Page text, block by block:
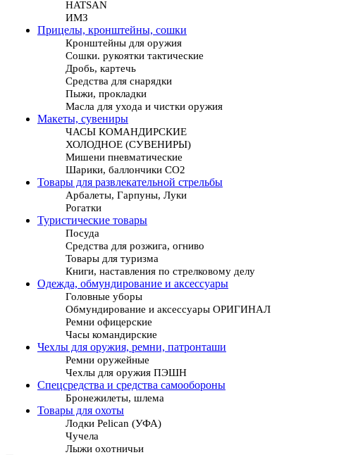
HATSAN
ИМЗ
Прицелы, кронштейны, сошки
Кронштейны для оружия
Сошки. рукоятки тактические
Дробь, картечь
Средства для снарядки
Пыжи, прокладки
Масла для ухода и чистки оружия
Макеты, сувениры
ЧАСЫ КОМАНДИРСКИЕ
ХОЛОДНОЕ (СУВЕНИРЫ)
Мишени пневматические
Шарики, баллончики СО2
Товары для развлекательной стрельбы
Арбалеты, Гарпуны, Луки
Рогатки
Туристические товары
Посуда
Средства для розжига, огниво
Товары для туризма
Книги, наставления по стрелковому делу
Одежда, обмундирование и аксессуары
Головные уборы
Обмундирование и аксессуары ОРИГИНАЛ
Ремни офицерские
Часы командирские
Чехлы для оружия, ремни, патронташи
Ремни оружейные
Чехлы для оружия ПЭШН
Спецсредства и средства самообороны
Бронежилеты, шлема
Товары для охоты
Лодки Pelican (УФА)
Чучела
Лыжи охотничьи